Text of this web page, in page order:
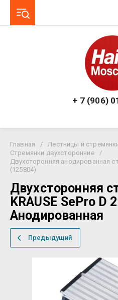
+ 7 (906)
Главная / Лестницы и
Стремянки двухсторонние
/
Двухсторонняя анодированная
(125804)
Двухсторонняя
KRAUSE SePro D
Анодированная
Предыдущий